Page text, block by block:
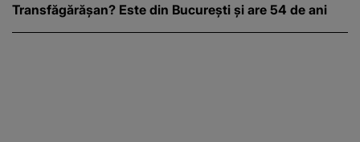
Transfăgărășan? Este din București și are 54 de ani